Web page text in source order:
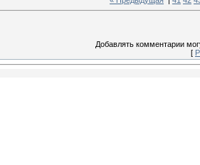
Добавлять комментарии
[